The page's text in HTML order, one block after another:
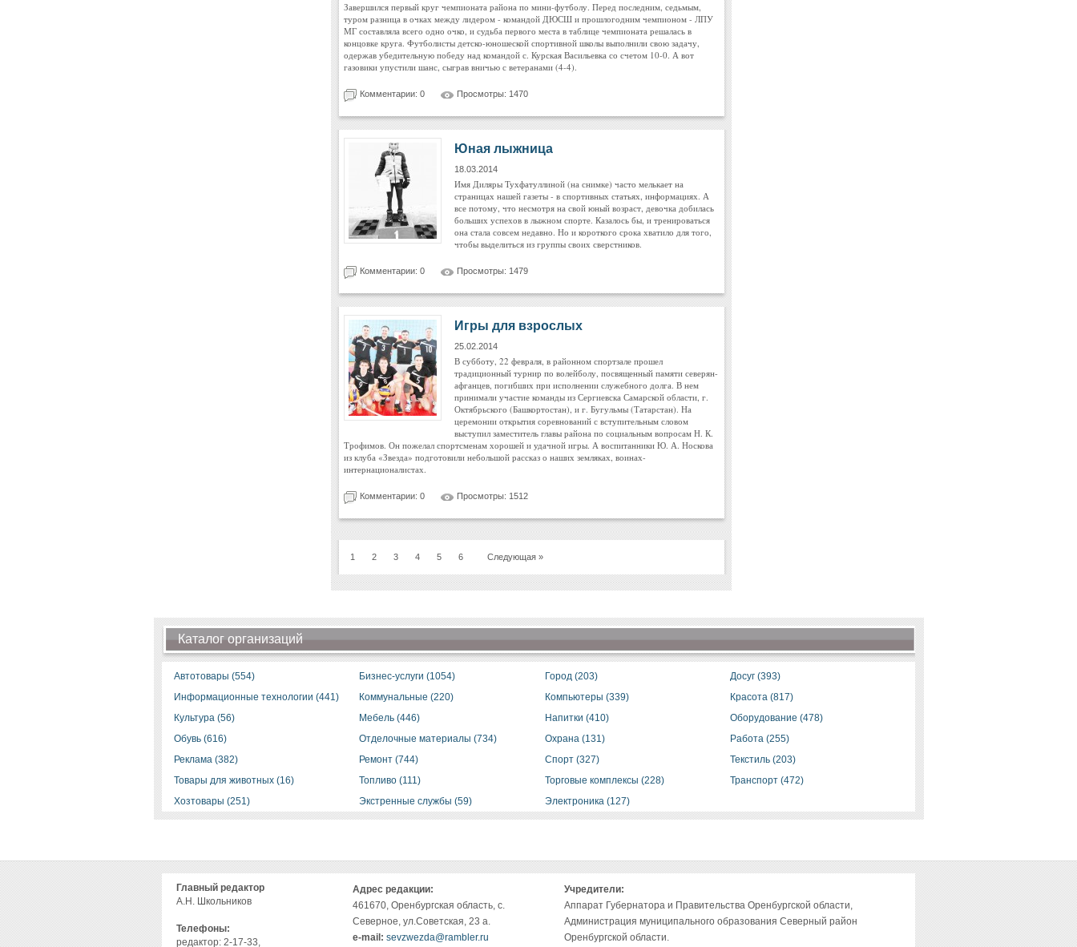
Завершился первый круг чемпионата района по мини-футболу. Перед последним, седьмым,
туром разница в очках между лидером - командой ДЮСШ и прошлогодним чемпионом - ЛПУ
МГ составляла всего одно очко, и судьба первого места в таблице чемпионата решалась в
концовке круга. Футболисты детско-юношеской спортивной школы выполнили свою задачу,
одержав убедительную победу над командой с. Курская Васильевка со счетом 10-0. А вот
газовики упустили шанс, сыграв вничью с ветеранами (4-4).
Комментарии: 0 Просмотры: 1470
Юная лыжница
18.03.2014
Имя Диляры Тухфатуллиной (на снимке) часто мелькает на
страницах нашей газеты - в спортивных статьях, информациях. А
все потому, что несмотря на свой юный возраст, девочка добилась
больших успехов в лыжном спорте. Казалось бы, и тренироваться
она стала совсем недавно. Но и короткого срока хватило для того,
чтобы выделиться из группы своих сверстников.
Комментарии: 0 Просмотры: 1479
Игры для взрослых
25.02.2014
В субботу, 22 февраля, в районном спортзале прошел
традиционный турнир по волейболу, посвященный памяти северян-
афганцев, погибших при исполнении служебного долга. В нем
принимали участие команды из Сергиевска Самарской области, г.
Октябрьского (Башкортостан), и г. Бугульмы (Татарстан). На
церемонии открытия соревнований с вступительным словом
выступил заместитель главы района по социальным вопросам Н. К.
Трофимов. Он пожелал спортсменам хорошей и удачной игры. А воспитанники Ю. А. Носкова
из клуба «Звезда» подготовили небольшой рассказ о наших земляках, воинах-
интернационалистах.
Комментарии: 0 Просмотры: 1512
1 2 3 4 5 6 Следующая »
Каталог организаций
Автотовары (554) Бизнес-услуги (1054) Город (203)
Досуг (393)
Информационные технологии (441)
Коммунальные (220) Компьютеры (339)
Красота (817)
Культура (56)
Мебель (446) Напитки (410)
Оборудование (478)
Обувь (616)
Отделочные материалы (734) Охрана (131)
Работа (255)
Реклама (382)
Ремонт (744) Спорт (327)
Текстиль (203)
Товары для животных (16)
Топливо (111) Торговые комплексы (228)
Транспорт (472)
Хозтовары (251)
Экстренные службы (59) Электроника (127)
Главный редактор
А.Н. Школьников
Телефоны:
редактор: 2-17-33,
Адрес редакции:
461670, Оренбургская область, с.
Северное, ул.Советская, 23 а.
е-mail: sevzwezda@rambler.ru
Учредители:
Аппарат Губернатора и Правительства Оренбургской области,
Администрация муниципального образования Северный район
Оренбургской области.